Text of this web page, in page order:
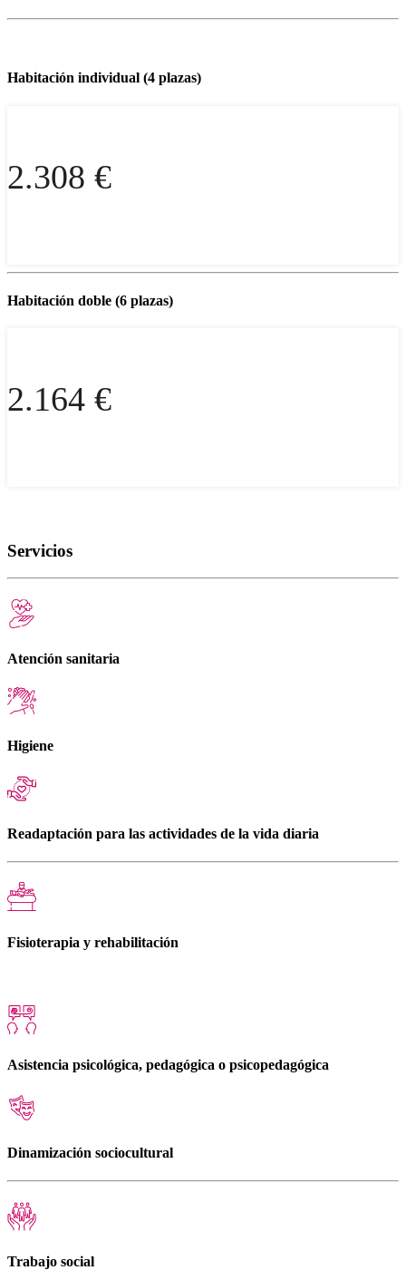
Habitación individual (4 plazas)
2.308 €
Habitación doble (6 plazas)
2.164 €
Servicios
Atención sanitaria
Higiene
Readaptación para las actividades de la vida diaria
Fisioterapia y rehabilitación
Asistencia psicológica, pedagógica o psicopedagógica
Dinamización sociocultural
Trabajo social